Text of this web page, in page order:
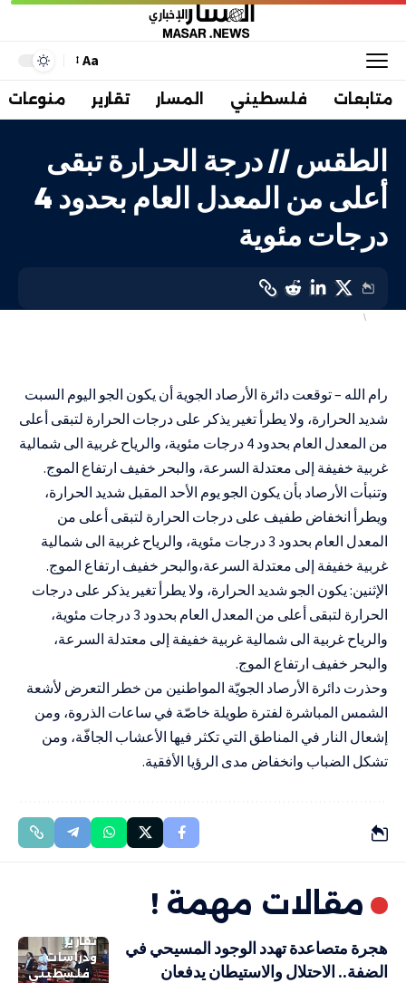
Aa
متابعات فلسطيني المسار تقارير منوعات
الطقس // درجة الحرارة تبقى
أعلى من المعدل العام بحدود 4
درجات مئوية
صحةفلسطيني
رام الله – توقعت دائرة الأرصاد الجوية أن يكون الجو اليوم السبت
شديد الحرارة، ولا يطرأ تغير يذكر على درجات الحرارة لتبقى أعلى
من المعدل العام بحدود 4 درجات مئوية، والرياح غربية الى شمالية
غربية خفيفة إلى معتدلة السرعة، والبحر خفيف ارتفاع الموج.
وتنبأت الأرصاد بأن يكون الجو يوم الأحد المقبل شديد الحرارة،
ويطرأ انخفاض طفيف على درجات الحرارة لتبقى أعلى من
المعدل العام بحدود 3 درجات مئوية، والرياح غربية الى شمالية
غربية خفيفة إلى معتدلة السرعة،والبحر خفيف ارتفاع الموج.
الإثنين: يكون الجو شديد الحرارة، ولا يطرأ تغير يذكر على درجات
الحرارة لتبقى أعلى من المعدل العام بحدود 3 درجات مئوية،
والرياح غربية الى شمالية غربية خفيفة إلى معتدلة السرعة،
والبحر خفيف ارتفاع الموج.
وحذرت دائرة الأرصاد الجويّة المواطنين من خطر التعرض لأشعة
الشمس المباشرة لفترة طويلة خاصّة في ساعات الذروة، ومن
إشعال النار في المناطق التي تكثر فيها الأعشاب الجافّة، ومن
تشكل الضباب وانخفاض مدى الرؤيا الأفقية.
مقالات مهمة !
تقارير
ودراسات
فلسطيني
هجرة متصاعدة تهدد الوجود المسيحي في
الضفة.. الاحتلال والاستيطان يدفعان